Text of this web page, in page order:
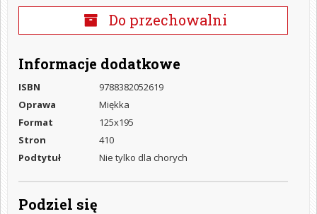
Do przechowalni
Informacje dodatkowe
ISBN
9788382052619
Oprawa
Miękka
Format
125x195
Stron
410
Podtytuł
Nie tylko dla chorych
Podziel się